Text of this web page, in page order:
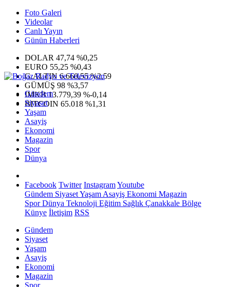
Foto Galeri
Videolar
Canlı Yayın
Günün Haberleri
DOLAR 47,74 %0,25
EURO 55,25 %0,43
G.ALTIN6.660,55 %2,59
GÜMÜŞ 98 %3,57
IMKB13.779,39 %-0,14
BITCOIN 65.018 %1,31
Gündem
Siyaset
Yaşam
Asayiş
Ekonomi
Magazin
Spor
Dünya
Facebook Twitter InstagramYoutube
Gündem SiyasetYaşam Asayiş Ekonomi Magazin
SporDünya Teknoloji Eğitim Sağlık Çanakkale Bölge
Künye İletişim RSS
Gündem
Siyaset
Yaşam
Asayiş
Ekonomi
Magazin
Spor